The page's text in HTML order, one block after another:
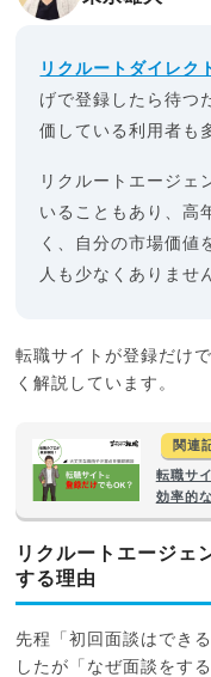
リクルートダイレク
げで登録したら待つ
価している利用者も
リクルートエージェ
いることもあり、高
く、自分の市場価値
人も少なくありませ
転職サイトが登録だけ
く解説しています。
関連
転職サ
効率的
リクルートエージェ
する理由
先程「初回面談はでき
したが「なぜ面談をす